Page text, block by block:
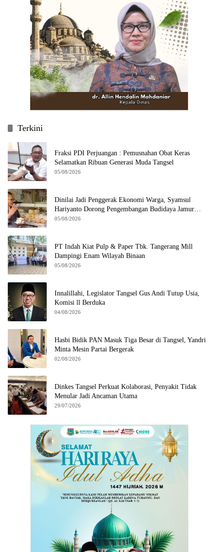
Terkini
Fraksi PDI Perjuangan : Pemusnahan Obat Keras
Selamatkan Ribuan Generasi Muda Tangsel
05/08/2026
Dinilai Jadi Penggerak Ekonomi Warga, Syamsul
Hariyanto Dorong Pengembangan Budidaya Jamur
Crispy di Serpong
05/08/2026
PT Indah Kiat Pulp & Paper Tbk. Tangerang Mill
Dampingi Enam Wilayah Binaan
05/08/2026
Innalillahi, Legislator Tangsel Gus Andi Tutup Usia,
Komisi ll Berduka
04/08/2026
Hasbi Bidik PAN Masuk Tiga Besar di Tangsel, Yandri
Minta Mesin Partai Bergerak
02/08/2026
Dinkes Tangsel Perkuat Kolaborasi, Penyakit Tidak
Menular Jadi Ancaman Utama
29/07/2026